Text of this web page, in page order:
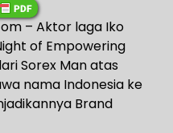
– Aktor laga Iko
of Empowering
Sorex Man atas
nama Indonesia ke
Brand